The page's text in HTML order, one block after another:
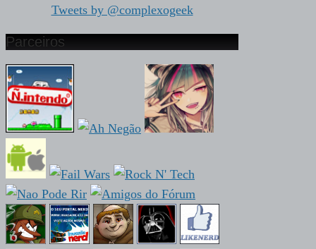
Tweets by @complexogeek
Parceiros